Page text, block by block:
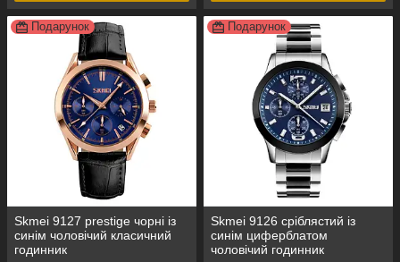
Подарунок
Skmei 9127 prestige чорні із
синім чоловічий класичний
годинник
Подарунок
Skmei 9126 сріблястий із
синім циферблатом
чоловічий годинник